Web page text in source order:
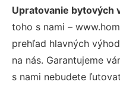
Upratovanie bytových
toho s nami –
prehľad hlavných
na nás. Garantujeme
s nami nebudete